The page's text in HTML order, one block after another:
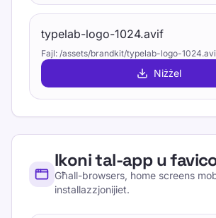
typelab-logo-1024.avif
Fajl: /assets/brandkit/typelab-logo-
Niżżel
Ikoni tal-app u
Għall-browsers, home screens
installazzjonijiet.